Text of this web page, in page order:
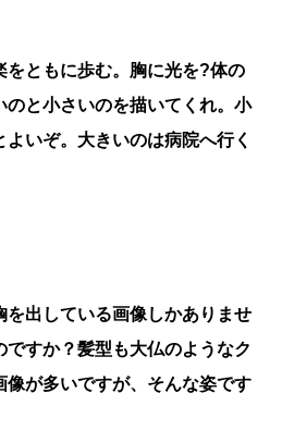
をともに歩む。胸に光を?体の
のと小さいのを描いてくれ。小
いぞ。大きいのは病院へ行く
を出している画像しかありませ
ですか？髪型も大仏のようなク
像が多いですが、そんな姿です